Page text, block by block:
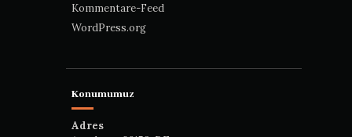
Kommentare-Feed
WordPress.org
Konumumuz
Adres